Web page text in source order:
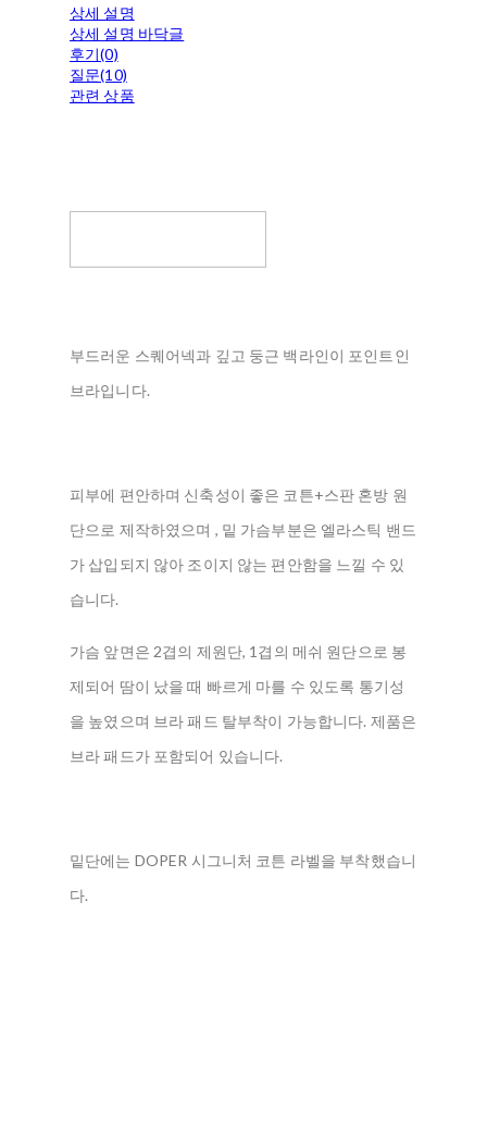
상세 설명
상세 설명 바닥글
후기(0)
질문(10)
관련 상품
부드러운 스퀘어넥과 깊고 둥근 백라인이 포인트인
브라입니다.
피부에 편안하며 신축성이 좋은 코튼+스판 혼방 원
단으로 제작하였으며 , 밑 가슴부분은 엘라스틱 밴드
가 삽입되지 않아 조이지 않는 편안함을 느낄 수 있
습니다.
가슴 앞면은 2겹의 제원단, 1겹의 메쉬 원단으로 봉
제되어 땀이 났을 때 빠르게 마를 수 있도록 통기성
을 높였으며 브라 패드 탈부착이 가능합니다. 제품은
브라 패드가 포함되어 있습니다.
밑단에는 DOPER 시그니처 코튼 라벨을 부착했습니
다.